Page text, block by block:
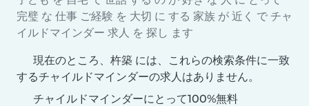
完璧 な 仕事 ご経験 を 大切 に する 家族 が 近く で チャ
イルドマインダー 求人 を 探し ます
現在のところ、杵築 には、これらの検索条件に一致
するチャイルドマインダーの求人はありません。
チャイルドマインダーにとって100%無料